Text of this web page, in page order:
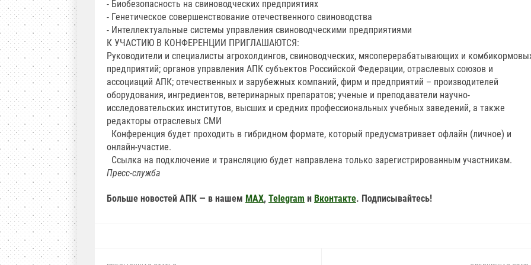
- Биобезопасность на свиноводческих предприятиях
- Генетическое совершенствование отечественного свиноводства
- Интеллектуальные системы управления свиноводческими предприятиями
К УЧАСТИЮ В КОНФЕРЕНЦИИ ПРИГЛАШАЮТСЯ:
Руководители и специалисты агрохолдингов, свиноводческих, мясоперерабатывающих и
предприятий; органов управления АПК субъектов Российской Федерации, отраслевых союзов и
ассоциаций АПК; отечественных и зарубежных компаний, фирм и предприятий – производителей
оборудования, ингредиентов, ветеринарных препаратов; ученые и преподаватели научно-
исследовательских институтов, высших и средних профессиональных учебных заведений, а также
редакторы отраслевых СМИ
Конференция будет проходить в гибридном формате, который предусматривает офлайн (личное) и
онлайн-участие.
Ссылка на подключение и трансляцию будет направлена только зарегистрированным участникам.
Пресс-служба
Больше новостей АПК — в нашем MAX, Telegram и Вконтакте. Подписывайтесь!